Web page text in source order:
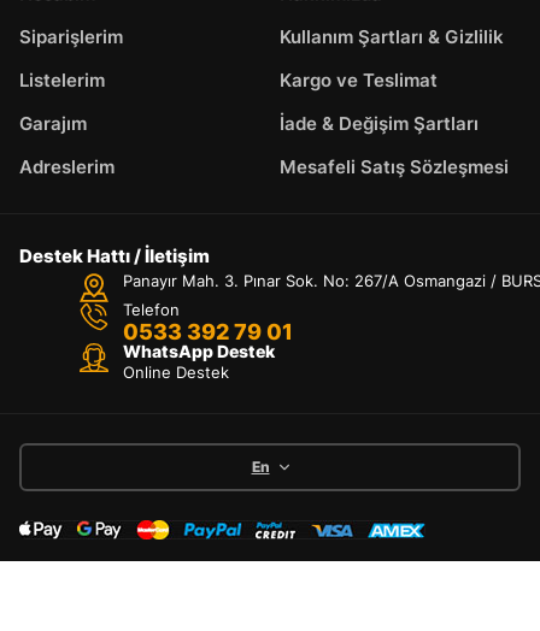
Siparişlerim
Listelerim
Garajım
Adreslerim
Kullanım Şartları & Gizlilik
Kargo ve Teslimat
İade & Değişim Şartları
Mesafeli Satış Sözleşmesi
Destek Hattı / İletişim
Panayır Mah. 3. Pınar Sok. No: 267/A Osmangazi /
Telefon
0533 392 79 01
WhatsApp Destek
Online Destek
En